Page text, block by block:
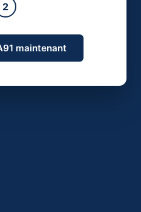
2
maintenant